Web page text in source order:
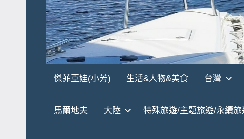
傑
傑菲亞娃(小芳) 生活&人物&美食 台灣
馬爾地夫 大陸 特殊旅遊/主題旅遊/永續旅